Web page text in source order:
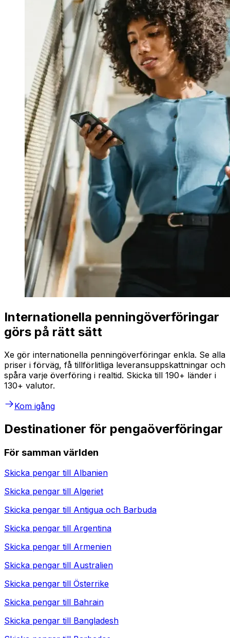
Internationella penningöverföringar
görs på rätt sätt
Xe gör internationella penningöverföringar enkla. Se alla
priser i förväg, få tillförlitliga leveransuppskattningar och
spåra varje överföring i realtid. Skicka till 190+ länder i
130+ valutor.
Kom igång
Destinationer för pengaöverföringar
För samman världen
Skicka pengar till Albanien
Skicka pengar till Algeriet
Skicka pengar till Antigua och Barbuda
Skicka pengar till Argentina
Skicka pengar till Armenien
Skicka pengar till Australien
Skicka pengar till Österrike
Skicka pengar till Bahrain
Skicka pengar till Bangladesh